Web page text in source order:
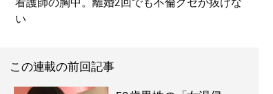
い
この連載の前回記事